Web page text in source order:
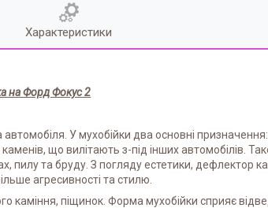
Характеристики
на Форд Фокус 2
У мухобійки два основні
що вилітають з-під інших автомобілів.
пилу та бруду. З погляду естетики, дефлектор
агресивності та стилю.
каміння, піщинок. Форма мухобійки сприяє